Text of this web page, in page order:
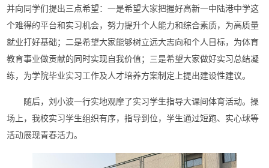
并向同学们提出三点希望：一是希望大家把握好高新一中陆港中学这
个难得的平台和实习机会，努力提升个人能力和综合素质，为高质量
就业打好基础；二是希望大家能够树立远大志向和个人目标，为体育
教育事业做贡献的同时实现自我价值；三是希望大家做好实习总结凝
练，为学院毕业实习工作及人才培养方案制定上提出建设性建议。
随后，刘小波一行实地观摩了实习学生指导大课间体育活动。操
场上，我校实习学生组织有序，指导到位，学生通过短跑、实心球等
活动展现青春活力。